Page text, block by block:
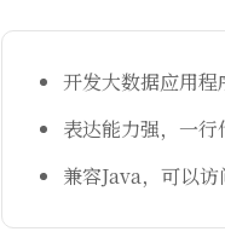
开发大数据应用程
表达能力强，一
兼容Java，可以